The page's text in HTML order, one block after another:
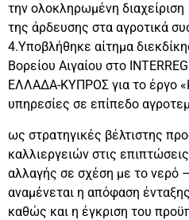
την ολοκληρωμένη διαχείριση
της άρδευσης στα αγροτικά
4.Υποβλήθηκε αίτημα
Βορείου Αιγαίου στο INTERREG
ΕΛΛΑΔΑ-ΚΥΠΡΟΣ για το έργο
υπηρεσίες σε επίπεδο
ως στρατηγικές βέλτιστης
καλλιεργειών στις
αλλαγής σε σχέση με το νερό
αναμένεται η απόφαση ένταξης
καθώς και η έγκριση του